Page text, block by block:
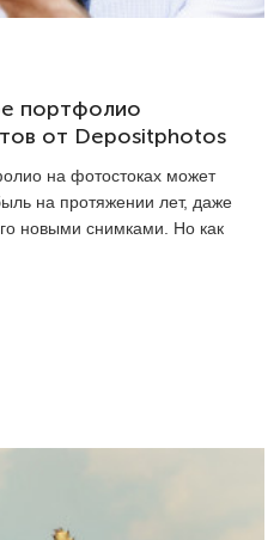
портфолио
от Depositphotos
на фотостоках может
на протяжении лет, даже
новыми снимками. Но как